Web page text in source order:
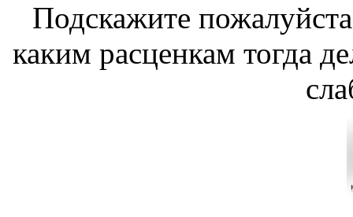
Подскажите
каким расценкам тогда